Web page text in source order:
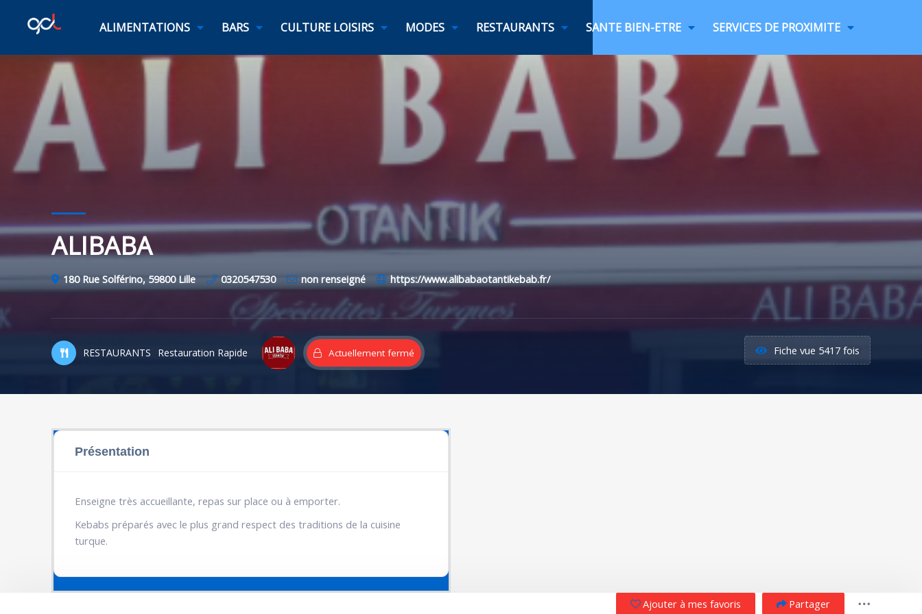
ALIMENTATIONS BARS CULTURE LOISIRS MODES RESTAURANTS SANTE BIEN-ETRE SERVICES DE PROXIMITE
ALIBABA
180 Rue Solférino, 59800 Lille 0320547530 non renseigné https://www.alibabaotantikebab.fr/
RESTAURANTS Restauration Rapide Actuellement fermé Fiche vue 5417 fois
Présentation
Enseigne très accueillante, repas sur place ou à emporter.
Kebabs préparés avec le plus grand respect des traditions de la cuisine
turque.
Ajouter à mes favoris Partager